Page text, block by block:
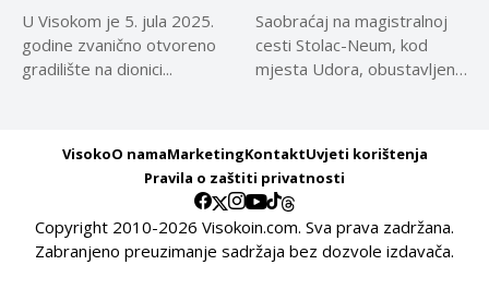
U Visokom je 5. jula 2025.
godine zvanično otvoreno
gradilište na dionici...
Saobraćaj na magistralnoj
cesti Stolac-Neum, kod
mjesta Udora, obustavljen
VisokoO namaMarketingKontaktUvjeti korištenja
Pravila o zaštiti privatnosti
Copyright 2010-2026 Visokoin.com. Sva prava zadržana.
Zabranjeno preuzimanje sadržaja bez dozvole izdavača.